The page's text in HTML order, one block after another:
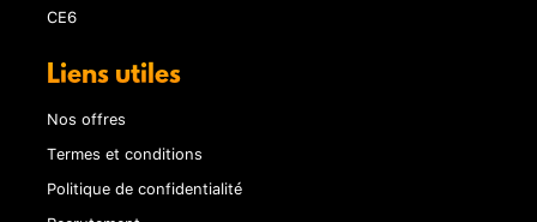
CE6
Liens utiles
Nos offres
Termes et conditions
Politique de confidentialité